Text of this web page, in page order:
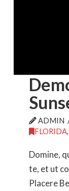
ADMIN
FLORIDA,
Domine,
te, et ut
Placere